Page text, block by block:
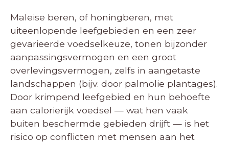
Maleise beren, of honingberen, met
uiteenlopende leefgebieden en een zeer
gevarieerde voedselkeuze, tonen bijzonder
aanpassingsvermogen en een groot
overlevingsvermogen, zelfs in aangetaste
landschappen (bijv. door palmolie plantages).
Door krimpend leefgebied en hun behoefte
aan calorierijk voedsel — wat hen vaak
buiten beschermde gebieden drijft — is het
risico op conflicten met mensen aan het